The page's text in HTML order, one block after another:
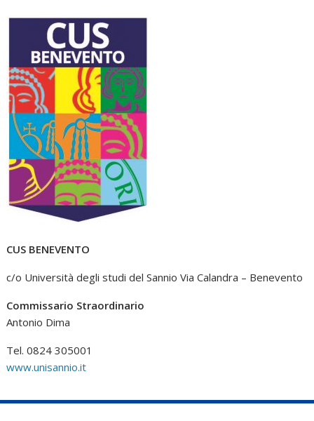
CUS BENEVENTO
c/o Università degli studi del Sannio Via Calandra – Benevento
Commissario Straordinario
Antonio Dima
Tel. 0824 305001
www.unisannio.it